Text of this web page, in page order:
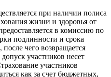
при наличии полиса
жизни и здоровья от
в комиссию по
подлинности и срока
чего возвращается
участников несет
участников
как за счет бюджетных,